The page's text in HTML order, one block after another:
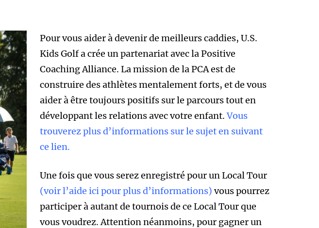
Pour vous aider à devenir de meilleurs caddies, U.S.
Kids Golf a crée un partenariat avec la Positive
Coaching Alliance. La mission de la PCA est de
construire des athlètes mentalement forts, et de vous
aider à être toujours positifs sur le parcours tout en
développant les relations avec votre enfant.Vous
trouverez plus d’informations sur le sujet en suivant
ce lien.
Une fois que vous serez enregistré pour un Local Tour
(voir l’aide ici pour plus d’informations) vous pourrez
participer à autant de tournois de ce Local Tour que
vous voudrez. Attention néanmoins, pour gagner un